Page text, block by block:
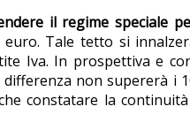
il regime speciale
euro. Tale tetto si
Iva. In prospettiva e
non supererà i
constatare la